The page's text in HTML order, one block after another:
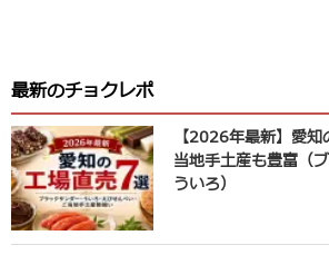
最新のチョクレポ
【2026年最新】愛
当地手土産も豊富（
ういろ）